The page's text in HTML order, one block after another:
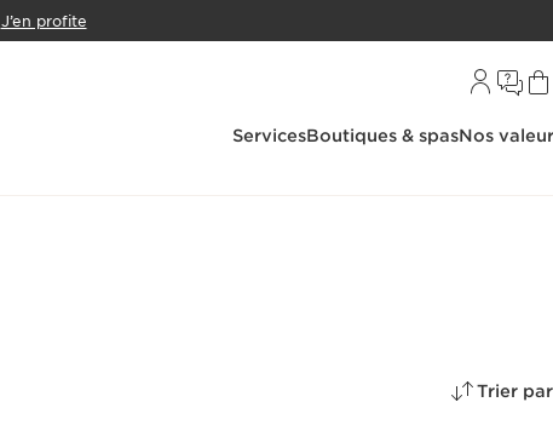
J’en profite
ServicesBoutiques & spasNos
Trier par